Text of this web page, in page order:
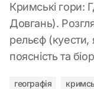
Кримські гори:
Довгань).
рельєф (куести,
поясність та
географія